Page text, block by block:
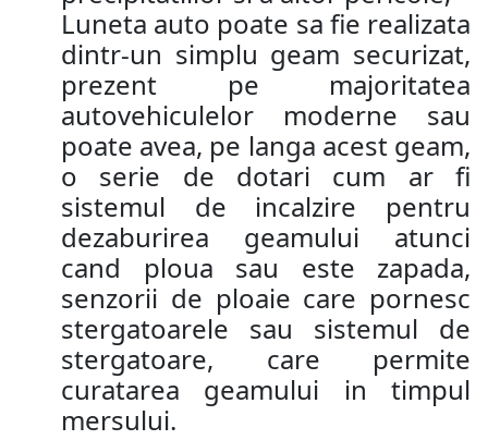
Luneta auto poate sa fie realizata
dintr-un simplu geam securizat,
prezent pe majoritatea
autovehiculelor moderne sau
poate avea, pe langa acest geam,
o serie de dotari cum ar fi
sistemul de incalzire pentru
dezaburirea geamului atunci
cand ploua sau este zapada,
senzorii de ploaie care pornesc
stergatoarele sau sistemul de
stergatoare, care permite
curatarea geamului in timpul
mersului.